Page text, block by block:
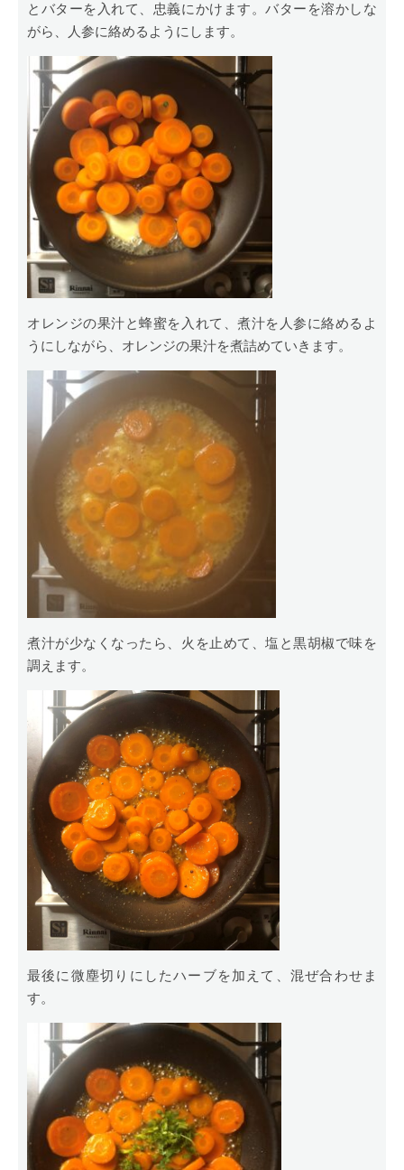
とバターを入れて、忠義にかけます。バターを溶かしな
がら、人参に絡めるようにします。
オレンジの果汁と蜂蜜を入れて、煮汁を人参に絡めるよ
うにしながら、オレンジの果汁を煮詰めていきます。
煮汁が少なくなったら、火を止めて、塩と黒胡椒で味を
調えます。
最後に微塵切りにしたハーブを加えて、混ぜ合わせま
す。